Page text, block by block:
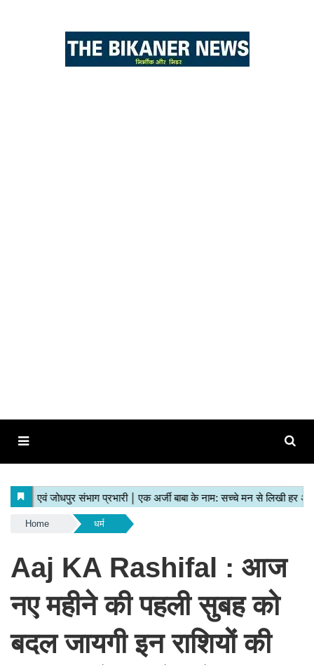
Home धर्म
Aaj KA Rashifal : आज
नए महीने की पहली सुबह को
बदल जायगी इन राशियों की